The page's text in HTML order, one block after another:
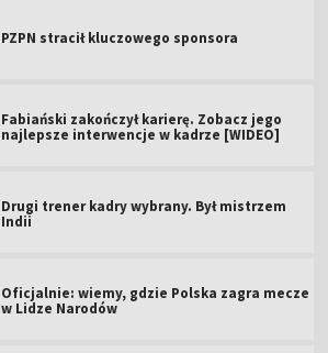
PZPN stracił kluczowego sponsora
Fabiański zakończył karierę. Zobacz jego
najlepsze interwencje w kadrze [WIDEO]
Drugi trener kadry wybrany. Był mistrzem
Indii
Oficjalnie: wiemy, gdzie Polska zagra mecze
w Lidze Narodów